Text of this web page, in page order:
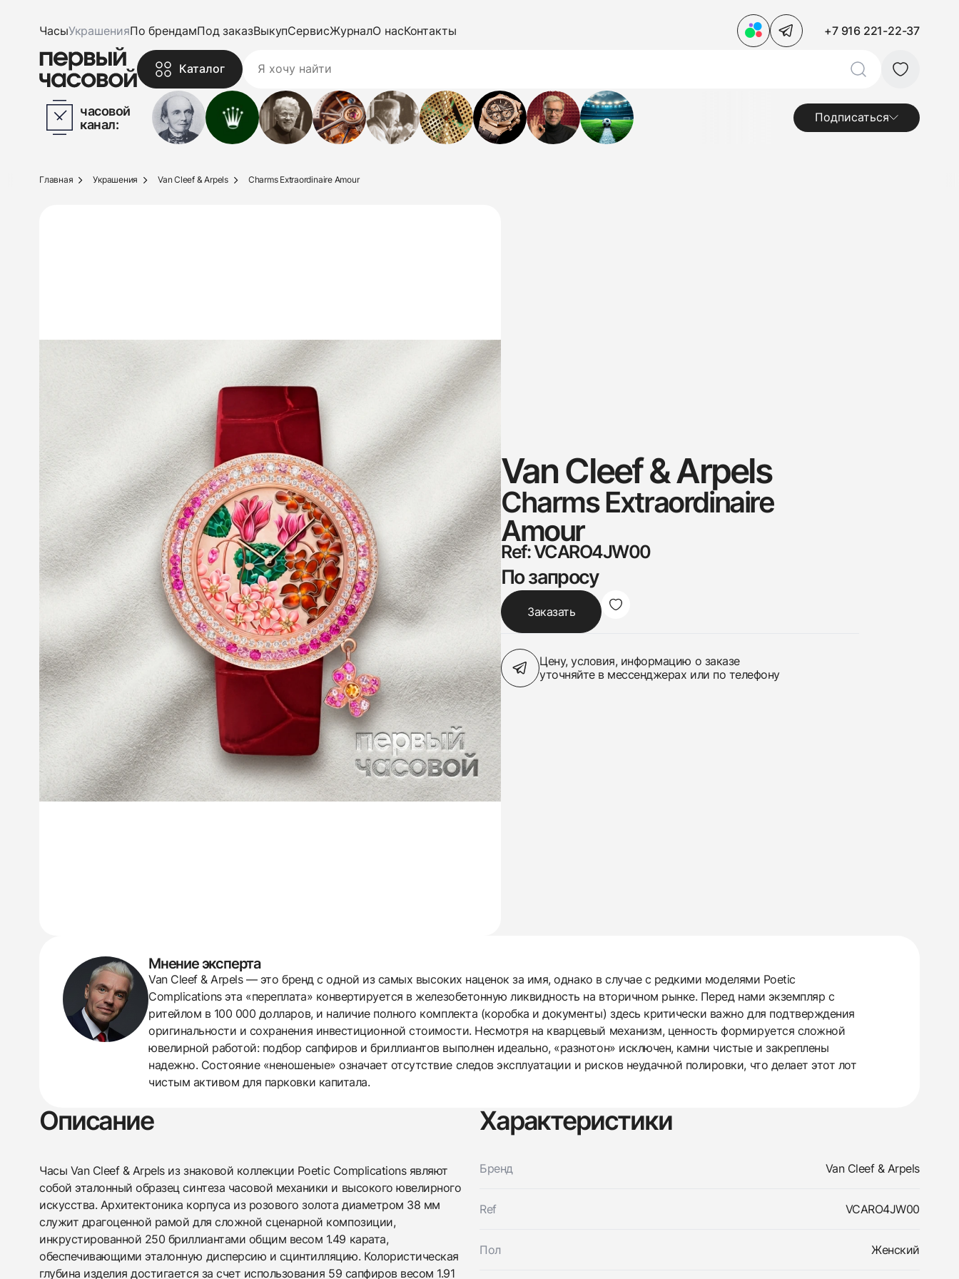
ЧасыУкрашенияПо брендамПод заказВыкупСервисЖурналО насКонтакты +7 916 221-22-37
Каталог
часовой
канал:
Подписаться
Главная Украшения Van Cleef & Arpels Charms Extraordinaire Amour
Van Cleef & Arpels
Charms Extraordinaire
Amour
Ref: VCARO4JW00
По запросу
Заказать
Цену, условия, информацию о заказе
уточняйте в мессенджерах или по телефону
Мнение эксперта
Van Cleef & Arpels — это бренд с одной из самых высоких наценок за имя, однако в случае с редкими моделями Poetic
Complications эта «переплата» конвертируется в железобетонную ликвидность на вторичном рынке. Перед нами экземпляр с
ритейлом в 100 000 долларов, и наличие полного комплекта (коробка и документы) здесь критически важно для подтверждения
оригинальности и сохранения инвестиционной стоимости. Несмотря на кварцевый механизм, ценность формируется сложной
ювелирной работой: подбор сапфиров и бриллиантов выполнен идеально, «разнотон» исключен, камни чистые и закреплены
надежно. Состояние «неношеные» означает отсутствие следов эксплуатации и рисков неудачной полировки, что делает этот лот
чистым активом для парковки капитала.
Описание
Часы Van Cleef & Arpels из знаковой коллекции Poetic Complications являют
собой эталонный образец синтеза часовой механики и высокого ювелирного
искусства. Архитектоника корпуса из розового золота диаметром 38 мм
служит драгоценной рамой для сложной сценарной композиции,
инкрустированной 250 бриллиантами общим весом 1.49 карата,
обеспечивающими эталонную дисперсию и сцинтилляцию. Колористическая
глубина изделия достигается за счет использования 59 сапфиров весом 1.91
Характеристики
Бренд Van Cleef & Arpels
Ref VCARO4JW00
Пол Женский
Трейд-ин часов